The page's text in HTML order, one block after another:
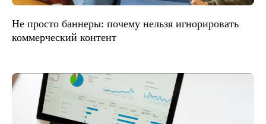
Не просто баннеры: почему нельзя игнорировать
коммерческий контент